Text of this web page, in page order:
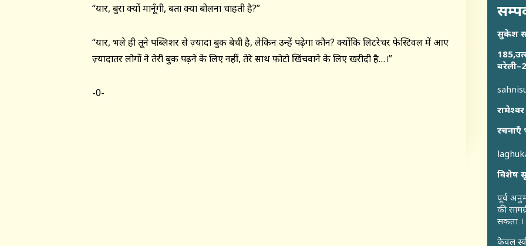
“यार, बुरा क्यों मानूँगी, बता क्या बोलना चाहती है?”
“यार, भले ही तूने पब्लिशर से ज़्यादा बुक बेची है, लेकिन उन्हें पढ़ेगा कौन? क्योंकि लिटरेचर फेस्टिवल में आए
ज़्यादातर लोगों ने तेरी बुक पढ़ने के लिए नहीं, तेरे साथ फोटो खिंचवाने के लिए खरीदी है…।”
-0-
सुकेश
विशेष
पूर्व
की
सकता ।
केवल